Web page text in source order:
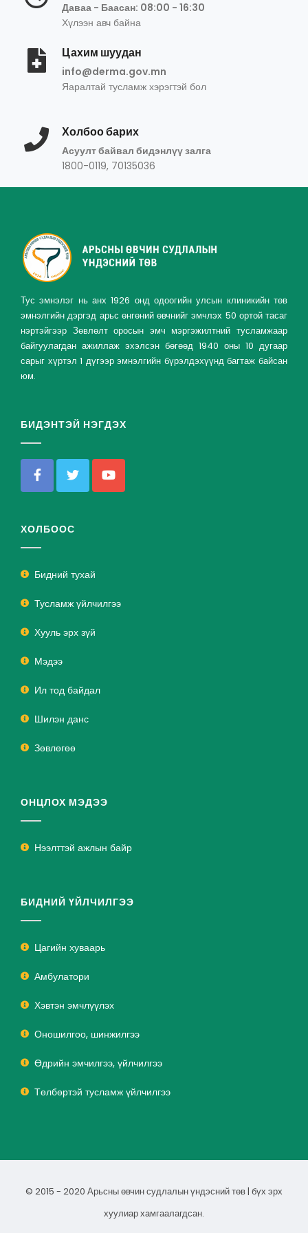
Даваа - Баасан: 08:00 - 16:30
Хүлээн авч байна
Цахим шуудан
info@derma.gov.mn
Яаралтай тусламж хэрэгтэй бол
Холбоо барих
Асуулт байвал бидэнлүү залга
1800-0119, 70135036
Тус эмнэлэг нь анх 1926 онд одоогийн улсын клиникийн төв
эмнэлгийн дэргэд арьс өнгөний өвчнийг эмчлэх 50 ортой тасаг
нэртэйгээр Зөвлөлт оросын эмч мэргэжилтний тусламжаар
байгуулагдан ажиллаж эхэлсэн бөгөөд 1940 оны 10 дугаар
сарыг хүртэл 1 дүгээр эмнэлгийн бүрэлдэхүүнд багтаж байсан
юм.
БИДЭНТЭЙ НЭГДЭХ
ХОЛБООС
Бидний тухай
Тусламж үйлчилгээ
Хууль эрх зүй
Мэдээ
Ил тод байдал
Шилэн данс
Зөвлөгөө
ОНЦЛОХ МЭДЭЭ
Нээлттэй ажлын байр
БИДНИЙ ҮЙЛЧИЛГЭЭ
Цагийн хуваарь
Амбулатори
Хэвтэн эмчлүүлэх
Оношилгоо, шинжилгээ
Өдрийн эмчилгээ, үйлчилгээ
Төлбөртэй тусламж үйлчилгээ
© 2015 - 2020 Арьсны өвчин судлалын үндэсний төв | бүх эрх
хуулиар хамгаалагдсан.